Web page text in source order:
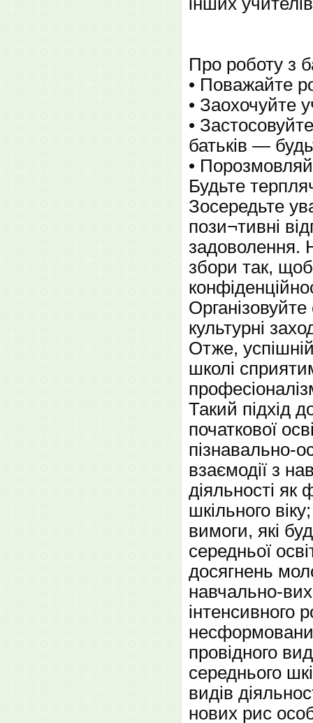
Про роботу з
• Поважайте
• Заохочуйте
•
батьків —
•
Будьте
Зосередьте
пози¬тивні
задоволення.
збори так,
культурні
Отже,
школі
Такий підхід
початкової
пізнавально-
взаємодії з
діяльності
шкільного
вимоги, які
середньої
досягнень
навчально-
інтенсивного
провідного
середнього
видів
нових рис